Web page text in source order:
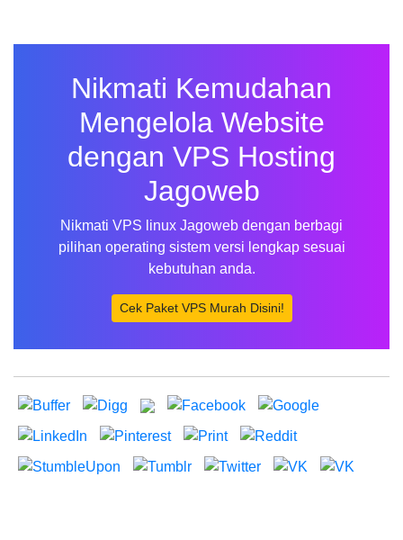
Nikmati Kemudahan
Mengelola Website
dengan VPS Hosting
Jagoweb
Nikmati VPS linux Jagoweb dengan berbagi
pilihan operating sistem versi lengkap sesuai
kebutuhan anda.
Cek Paket VPS Murah Disini!